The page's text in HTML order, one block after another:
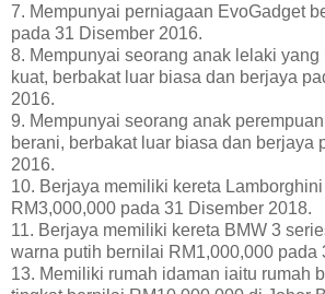
7. Mempunyai perniagaan EvoGadget
pada 31 Disember 2016.
8. Mempunyai seorang anak lelaki yang
kuat, berbakat luar biasa dan berjaya
2016.
9. Mempunyai seorang anak
berani, berbakat luar biasa dan berjaya
2016.
10. Berjaya memiliki kereta
RM3,000,000 pada 31 Disember 2018.
11. Berjaya memiliki kereta BMW 3
warna putih bernilai RM1,000,000 pada
13. Memiliki rumah idaman iaitu rumah